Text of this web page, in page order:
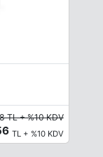
TL + %10 KDV
TL + %10 KDV